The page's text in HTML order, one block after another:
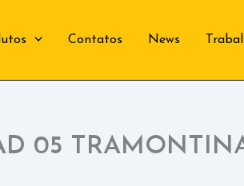
Contatos News
05